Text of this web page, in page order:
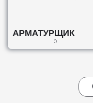
АРМАТУРЩИК
0